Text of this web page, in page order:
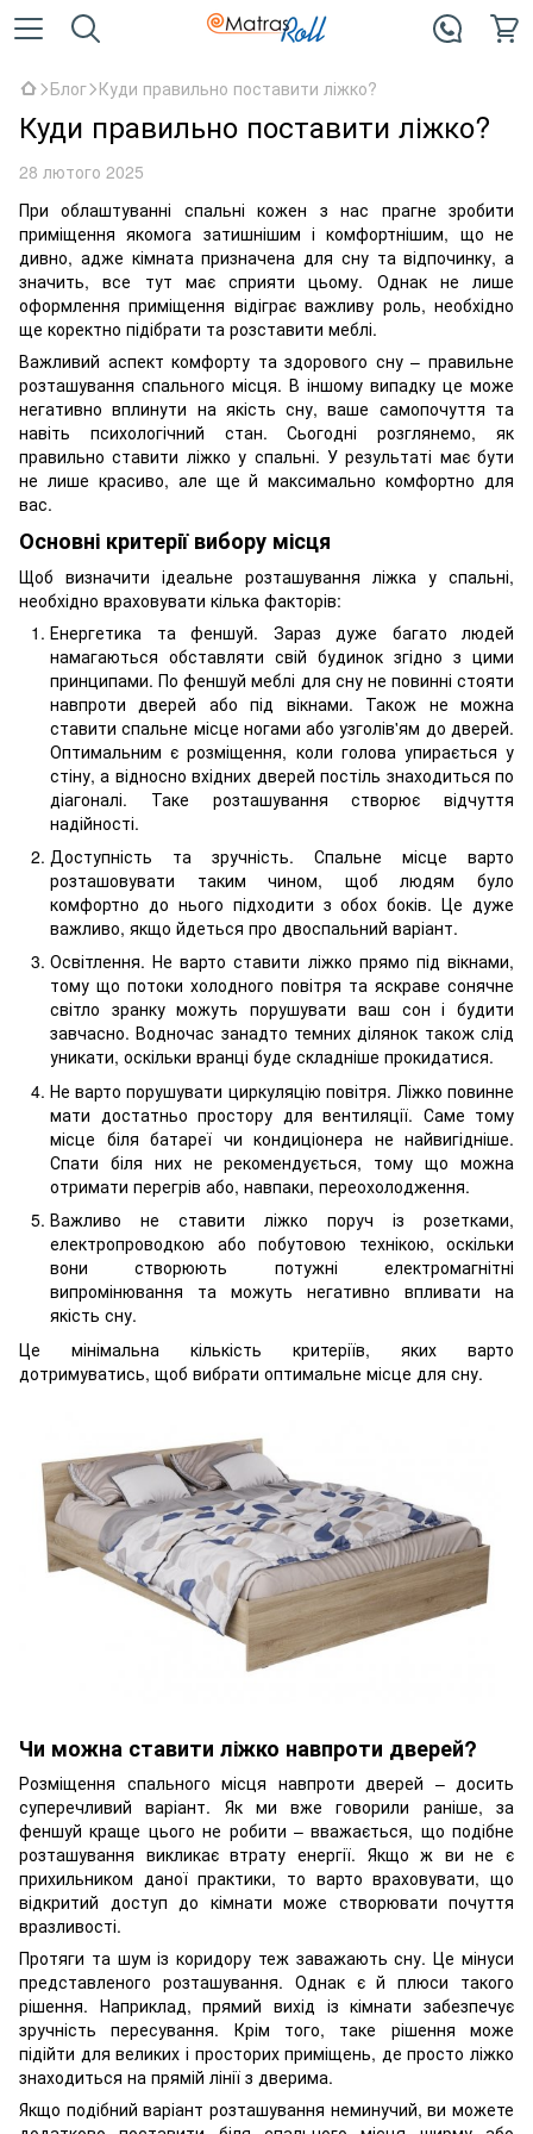
Блог Куди правильно поставити ліжко?
Куди правильно поставити ліжко?
28 лютого 2025
При облаштуванні спальні кожен з нас прагне зробити
приміщення якомога затишнішим і комфортнішим, що не
дивно, адже кімната призначена для сну та відпочинку, а
значить, все тут має сприяти цьому. Однак не лише
оформлення приміщення відіграє важливу роль, необхідно
ще коректно підібрати та розставити меблі.
Важливий аспект комфорту та здорового сну – правильне
розташування спального місця. В іншому випадку це може
негативно вплинути на якість сну, ваше самопочуття та
навіть психологічний стан. Сьогодні розглянемо, як
правильно ставити ліжко у спальні. У результаті має бути
не лише красиво, але ще й максимально комфортно для
вас.
Основні критерії вибору місця
Щоб визначити ідеальне розташування ліжка у спальні,
необхідно враховувати кілька факторів:
Енергетика та феншуй. Зараз дуже багато людей
намагаються обставляти свій будинок згідно з цими
принципами. По феншуй меблі для сну не повинні стояти
навпроти дверей або під вікнами. Також не можна
ставити спальне місце ногами або узголів'ям до дверей.
Оптимальним є розміщення, коли голова упирається у
стіну, а відносно вхідних дверей постіль знаходиться по
діагоналі. Таке розташування створює відчуття
надійності.
Доступність та зручність. Спальне місце варто
розташовувати таким чином, щоб людям було
комфортно до нього підходити з обох боків. Це дуже
важливо, якщо йдеться про двоспальний варіант.
Освітлення. Не варто ставити ліжко прямо під вікнами,
тому що потоки холодного повітря та яскраве сонячне
світло зранку можуть порушувати ваш сон і будити
завчасно. Водночас занадто темних ділянок також слід
уникати, оскільки вранці буде складніше прокидатися.
Не варто порушувати циркуляцію повітря. Ліжко повинне
мати достатньо простору для вентиляції. Саме тому
місце біля батареї чи кондиціонера не найвигідніше.
Спати біля них не рекомендується, тому що можна
отримати перегрів або, навпаки, переохолодження.
Важливо не ставити ліжко поруч із розетками,
електропроводкою або побутовою технікою, оскільки
вони створюють потужні електромагнітні
випромінювання та можуть негативно впливати на
якість сну.
Це мінімальна кількість критеріїв, яких варто
дотримуватись, щоб вибрати оптимальне місце для сну.
Чи можна ставити ліжко навпроти дверей?
Розміщення спального місця навпроти дверей – досить
суперечливий варіант. Як ми вже говорили раніше, за
феншуй краще цього не робити – вважається, що подібне
розташування викликає втрату енергії. Якщо ж ви не є
прихильником даної практики, то варто враховувати, що
відкритий доступ до кімнати може створювати почуття
вразливості.
Протяги та шум із коридору теж заважають сну. Це мінуси
представленого розташування. Однак є й плюси такого
рішення. Наприклад, прямий вихід із кімнати забезпечує
зручність пересування. Крім того, таке рішення може
підійти для великих і просторих приміщень, де просто ліжко
знаходиться на прямій лінії з дверима.
Якщо подібний варіант розташування неминучий, ви можете